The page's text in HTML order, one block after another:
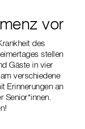
vor
des
stellen
Gäste in vier
verschiedene
Erinnerungen an
Senior*innen.